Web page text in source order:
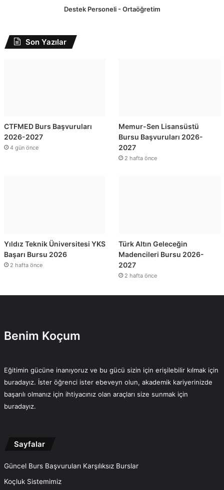
Destek Personeli - Ortaöğretim
Son Yazılar
CTFMED Burs Başvuruları
2026-2027
4 gün önce
Memur-Sen Lisansüstü
Bursu Başvuruları 2026-
2027
2 hafta önce
Yıldız Teknik Üniversitesi YKS
Başarı Bursu 2026
2 hafta önce
Türk Altın Geleceğin
Madencileri Bursu 2026-
2027
2 hafta önce
Benim Koçum
Eğitimin gücüne inanıyoruz ve bu gücü sizin için erişilebilir kılmak için
buradayız. İster öğrenci ister ebeveyn olun, akademik kariyerinizde
başarılı olmanız için ihtiyacınız olan araçları size sunmak için
buradayız.
Sayfalar
Güncel Burs Başvuruları Karşılıksız Burslar
Koçluk Sistemimiz